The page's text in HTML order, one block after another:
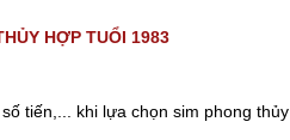
HỢP TUỔI 1983
tiến,... khi lựa chọn sim phong